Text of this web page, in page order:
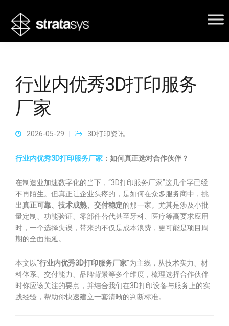
行业内优秀3D打印服务
厂家
2026-05-29 3D打印资讯
行业内优秀3D打印服务厂家 ：如何真正选对合作伙伴？
在制造业加速数字化的当下，“3D打印服务厂家”这几个字已经
不再陌生。但真正让企业头疼的，是如何在众多服务商中，挑
出真正可靠、技术成熟、交付稳定的那一家。尤其是涉及小批
量定制、功能验证、零部件替代甚至牙科、医疗等高要求应用
时，一个选择失误，带来的不仅是成本浪费，更可能是项目周
期的全面拖延。
本文以“行业内优秀3D打印服务厂家”为主线，从技术实力、材
料体系、交付能力、品牌背景等多个维度，梳理选择合作伙伴
时你应该关注的要点，并结合我们在3D打印设备与服务上的实
践经验，帮助你快速建立一套清晰的判断标准。